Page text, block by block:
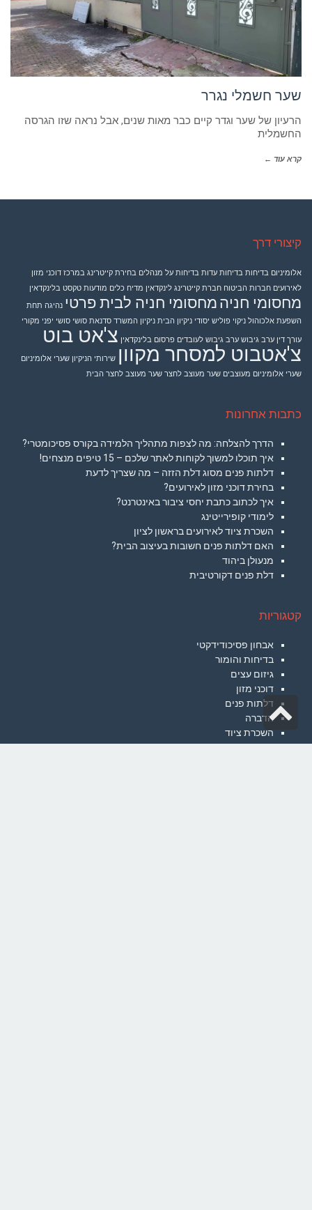
שער חשמלי נגרר
הרעיון של שער וגדר קיים כבר מאות שנים, אבל נראה שזו הגרסה
החשמלית
קרא עוד ←
קיצורי דרך
אלומיניום בדיחות בדיחות עדות בדיחות על מנהלים בחירת קייטרינג במרכז דוכני מזון
לאירועים חברות הביטוח חברת קייטרינג לינקדאין מדיח כלים מודעות טקסט בלינקדאין
מחסומי חניה מחסומי חניה לבית פרטי נהיגה תחת
השפעת אלכוהול ניקוי פוליש יסודי ניקיון הבית ניקיון המשרד סדנאת סושי סושי יפני מקורי
עורך דין ערב גיבוש ערב גיבוש לעובדים פרסום בלינקדאין צ'אט בוט
צ'אטבוט למסחר מקוון שירותי הניקיון שערי אלומיניום
שערי אלומיניום מעוצבים שער מעוצב לחצר שער מעוצב לחצר הבית
כתבות אחרונות
הדרך להצלחה: מה לצפות מתהליך הלמידה בקורס פסיכומטרי?
איך תוכלו למשוך לקוחות לאתר שלכם – 15 טיפים מנצחים!
דלתות פנים מסוג דלת הזזה – מה שצריך לדעת
בחירת דוכני מזון לאירועים?
איך לכתוב כתבת יחסי ציבור באינטרנט?
לימודי קופירייטינג
השכרת ציוד לאירועים בראשון לציון
האם דלתות פנים חשובות בעיצוב הבית?
מנעולן ביהוד
דלת פנים דקורטיבית
קטגוריות
אבחון פסיכודידקטי
בדיחות והומור
גיזום עצים
דוכני מזון
דלתות פנים
הדברה
השכרת ציוד
יום גיבוש
גלילה
לראש